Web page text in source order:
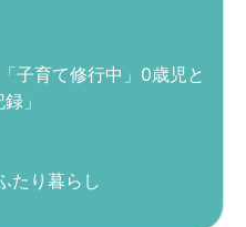
子育て修行中」0歳児と
」
たり暮らし